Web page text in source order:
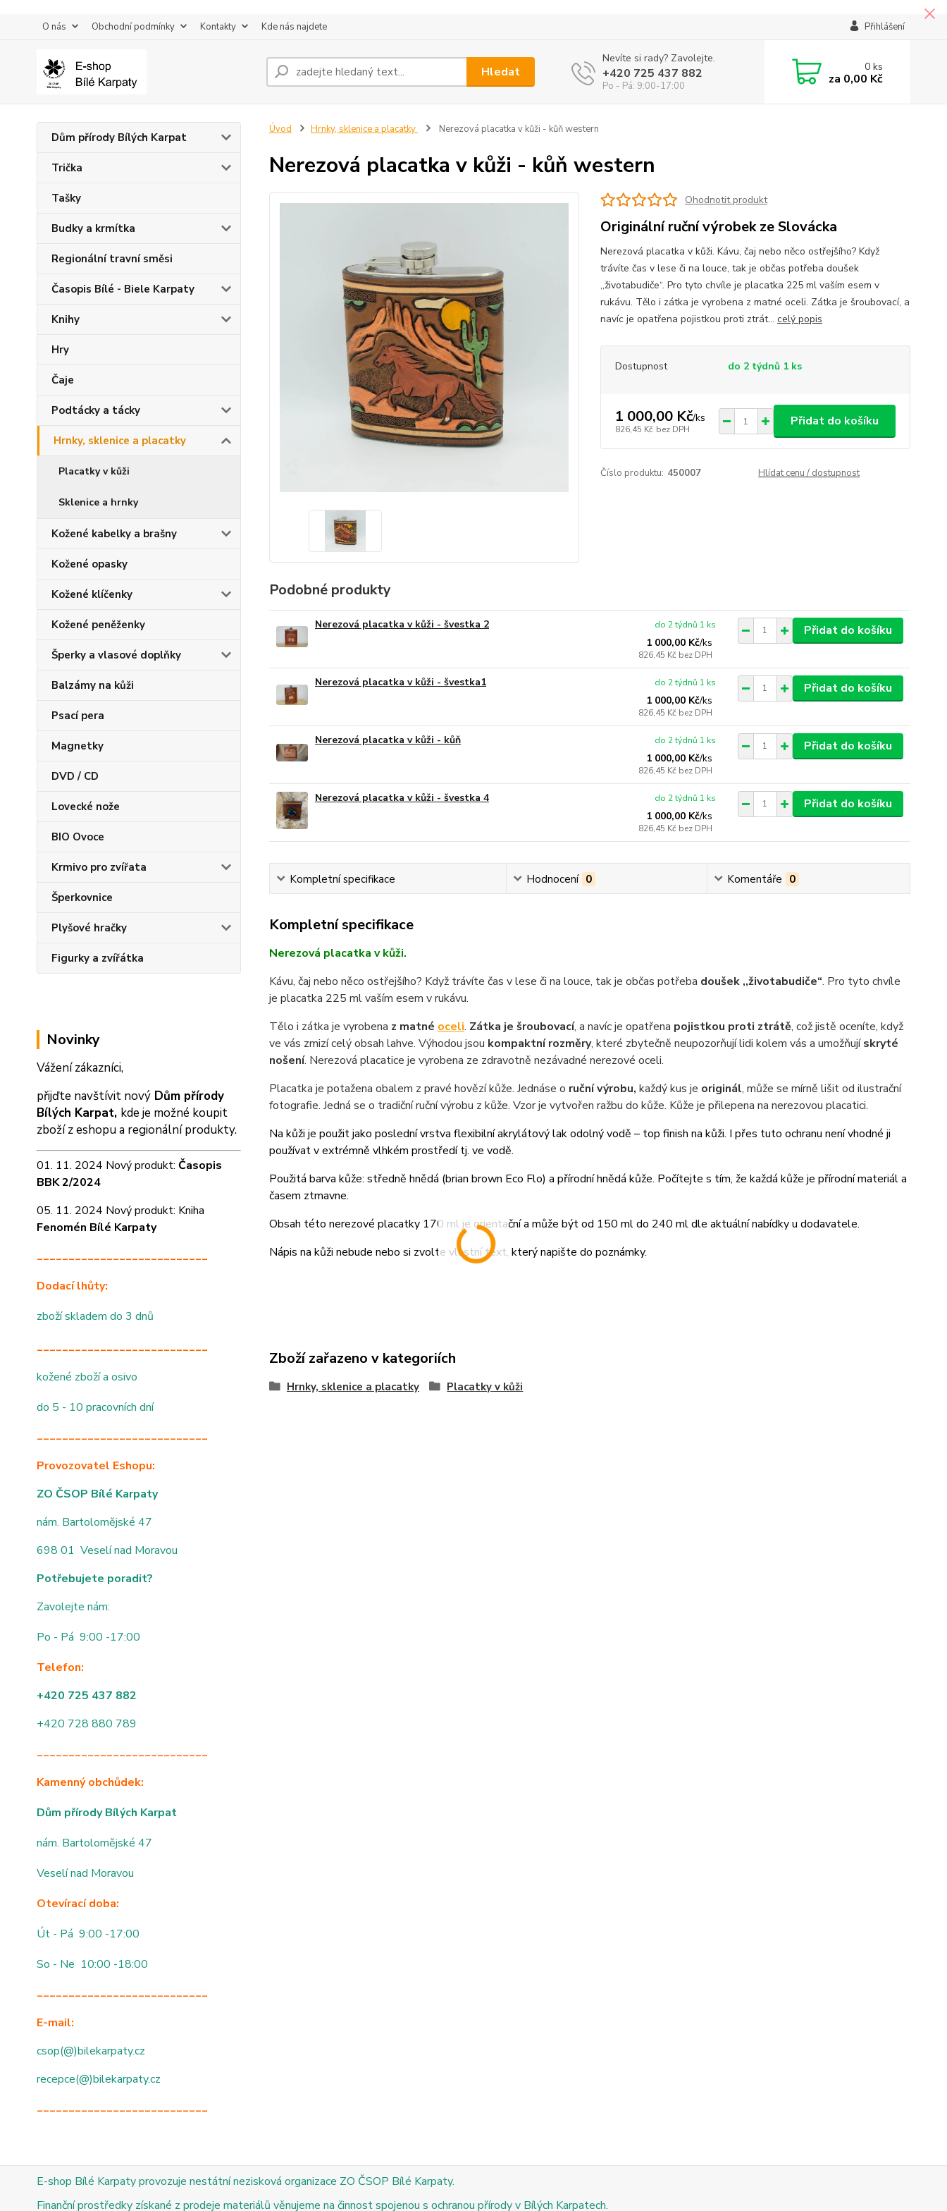
O nás Obchodní podmínky Kontakty Kde nás najdete Přihlášení
Hledat
Nevíte si rady? Zavolejte.
+420 725 437 882
Po - Pá: 9:00-17:00
0ks
za 0,00 Kč
Dům přírody Bílých Karpat
Trička
Tašky
Budky a krmítka
Regionální travní směsi
Časopis Bílé - Biele Karpaty
Knihy
Hry
Čaje
Podtácky a tácky
Hrnky, sklenice a placatky
Placatky v kůži
Sklenice a hrnky
Kožené kabelky a brašny
Kožené opasky
Kožené klíčenky
Kožené peněženky
Šperky a vlasové doplňky
Balzámy na kůži
Psací pera
Magnetky
DVD / CD
Lovecké nože
BIO Ovoce
Krmivo pro zvířata
Šperkovnice
Plyšové hračky
Figurky a zvířátka
Novinky
Vážení zákazníci,
přijďte navštívit nový Dům přírody
Bílých Karpat, kde je možné koupit
zboží z eshopu a regionální produkty.
01. 11. 2024 Nový produkt: Časopis
BBK 2/2024
05. 11. 2024 Nový produkt: Kniha
Fenomén Bílé Karpaty
___________________________
Dodací lhůty:
zboží skladem do 3 dnů
___________________________
kožené zboží a osivo
do 5 - 10 pracovních dní
___________________________
Provozovatel Eshopu:
ZO ČSOP Bílé Karpaty
nám. Bartolomějské 47
698 01 Veselí nad Moravou
Potřebujete poradit?
Zavolejte nám:
Po - Pá 9:00 -17:00
Telefon:
+420 725 437 882
+420 728 880 789
___________________________
Kamenný obchůdek:
Dům přírody Bílých Karpat
nám. Bartolomějské 47
Veselí nad Moravou
Otevírací doba:
Út - Pá 9:00 -17:00
So - Ne 10:00 -18:00
___________________________
E-mail:
csop(@)bilekarpaty.cz
recepce(@)bilekarpaty.cz
___________________________
Úvod Hrnky, sklenice a placatky Nerezová placatka v kůži - kůň western
Nerezová placatka v kůži - kůň western
Ohodnotit produkt
Originální ruční výrobek ze Slovácka
Nerezová placatka v kůži. Kávu, čaj nebo něco ostřejšího? Když
trávíte čas v lese či na louce, tak je občas potřeba doušek
,,životabudiče“. Pro tyto chvíle je placatka 225 ml vaším esem v
rukávu. Tělo i zátka je vyrobena z matné oceli. Zátka je šroubovací, a
navíc je opatřena pojistkou proti ztrát... celý popis
Dostupnost do 2 týdnů 1 ks
1 000,00 Kč/ks
826,45 Kč bez DPH
Přidat do košíku
Číslo produktu: 450007 Hlídat cenu / dostupnost
Podobné produkty
Nerezová placatka v kůži - švestka 2
1 000,00 Kč/ks
826,45 Kč bez DPH
do 2 týdnů 1 ks Přidat do košíku
Nerezová placatka v kůži - švestka1
1 000,00 Kč/ks
826,45 Kč bez DPH
do 2 týdnů 1 ks Přidat do košíku
Nerezová placatka v kůži - kůň
1 000,00 Kč/ks
826,45 Kč bez DPH
do 2 týdnů 1 ks Přidat do košíku
Nerezová placatka v kůži - švestka 4
1 000,00 Kč/ks
826,45 Kč bez DPH
do 2 týdnů 1 ks Přidat do košíku
Kompletní specifikace Hodnocení 0 Komentáře 0
Kompletní specifikace
Nerezová placatka v kůži.
Kávu, čaj nebo něco ostřejšího? Když trávíte čas v lese či na louce, tak je občas potřeba doušek ,,životabudiče“. Pro tyto chvíle
je placatka 225 ml vaším esem v rukávu.
Tělo i zátka je vyrobena z matné oceli. Zátka je šroubovací, a navíc je opatřena pojistkou proti ztrátě, což jistě oceníte, když
ve vás zmizí celý obsah lahve. Výhodou jsou kompaktní rozměry, které zbytečně neupozorňují lidi kolem vás a umožňujískryté
nošení. Nerezová placatice je vyrobena ze zdravotně nezávadné nerezové oceli.
Placatka je potažena obalem z pravé hovězí kůže. Jednáse o ruční výrobu, každý kus je originál, může se mírně lišit od ilustrační
fotografie. Jedná se o tradiční ruční výrobu z kůže. Vzor je vytvořen ražbu do kůže. Kůže je přilepena na nerezovou placatici.
Na kůži je použit jako poslední vrstva flexibilní akrylátový lak odolný vodě – top finish na kůži. I přes tuto ochranu není vhodné ji
používat v extrémně vlhkém prostředí tj. ve vodě.
Použitá barva kůže: středně hnědá (brian brown Eco Flo) a přírodní hnědá kůže. Počítejte s tím, že každá kůže je přírodní materiál a
časem ztmavne.
Obsah této nerezové placatky 170 ml je orientační a může být od 150 ml do 240 ml dle aktuální nabídky u dodavatele.
Nápis na kůži nebude nebo si zvolte vlastní text, který napište do poznámky.
Zboží zařazeno v kategoriích
Hrnky, sklenice a placatky Placatky v kůži
E-shop Bílé Karpaty provozuje nestátní nezisková organizace ZO ČSOP Bílé Karpaty.
Finanční prostředky získané z prodeje materiálů věnujeme na činnost spojenou s ochranou přírody v Bílých Karpatech.